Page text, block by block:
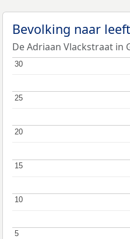
Bevolking naar
De Adriaan Vlackstraat in
5
5
10
10
15
15
20
20
25
25
30
30